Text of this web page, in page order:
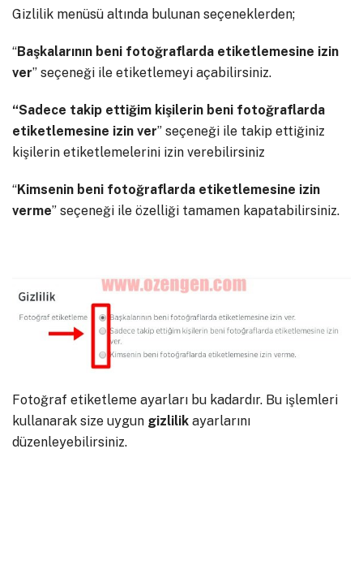
Gizlilik menüsü altında bulunan seçeneklerden;
“Başkalarının beni fotoğraflarda etiketlemesine izin
ver” seçeneği ile etiketlemeyi açabilirsiniz.
“Sadece takip ettiğim kişilerin beni fotoğraflarda
etiketlemesine izin ver” seçeneği ile takip ettiğiniz
kişilerin etiketlemelerini izin verebilirsiniz
“Kimsenin beni fotoğraflarda etiketlemesine izin
verme” seçeneği ile özelliği tamamen kapatabilirsiniz.
Fotoğraf etiketleme ayarları bu kadardır. Bu işlemleri
kullanarak size uygun gizlilik ayarlarını
düzenleyebilirsiniz.